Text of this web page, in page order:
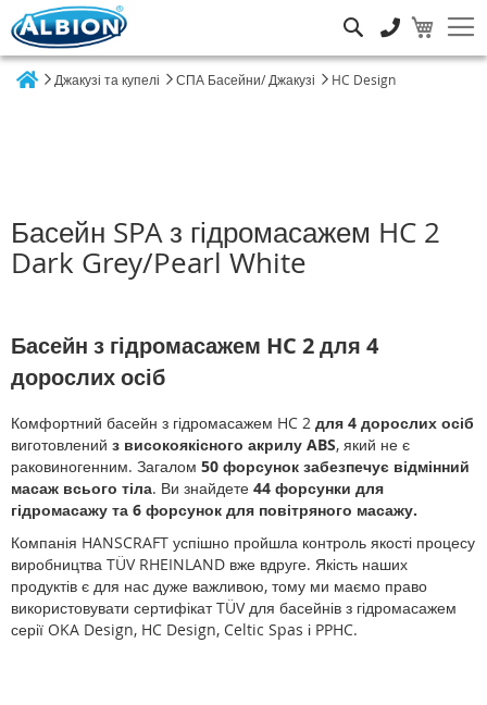
Джакузі та купелі СПА Басейни/ Джакузі HC Design
Басейн SPA з гідромасажем HC 2
Dark Grey/Pearl White
Басейн з гідромасажем HC 2 для 4
дорослих осіб
Комфортний басейн з гідромасажем HC 2 для 4 дорослих осіб
виготовлений з високоякісного акрилу ABS, який не є
раковиногенним. Загалом 50 форсунок забезпечує відмінний
масаж всього тіла. Ви знайдете 44 форсунки для
гідромасажу та 6 форсунок для повітряного масажу.
Компанія HANSCRAFT успішно пройшла контроль якості процесу
виробництва TÜV RHEINLAND вже вдруге. Якість наших
продуктів є для нас дуже важливою, тому ми маємо право
використовувати сертифікат TÜV для басейнів з гідромасажем
серії OKA Design, HC Design, Celtic Spas і PPHC.